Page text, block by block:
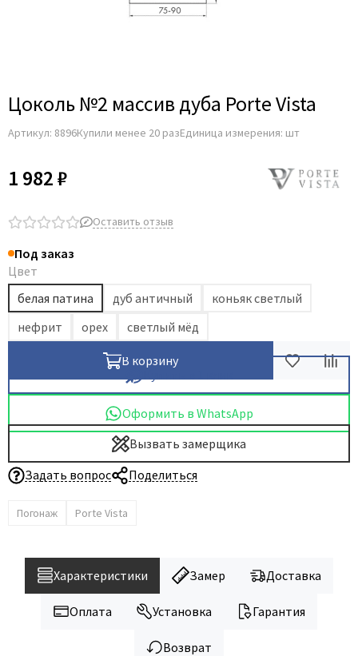
Цоколь №2 массив дуба Porte Vista
Артикул: 8896Купили менее 20 разЕдиница измерения: шт
1 982 ₽
Оставить отзыв
Под заказ
Цвет
белая патина
дуб античный
коньяк светлый
нефрит
орех светлый мёд
В корзину
Оформить в WhatsApp
Вызвать замерщика
Задать вопрос
Поделиться
Погонаж Porte Vista
Характеристики Замер Доставка
Оплата Установка Гарантия
Возврат